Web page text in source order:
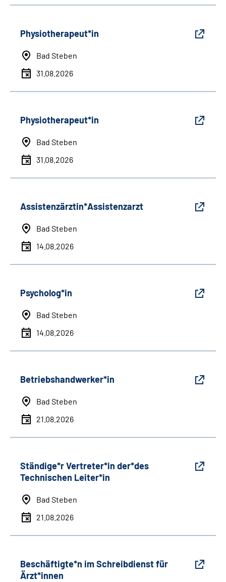
Physiotherapeut*in
Bad Steben
31.08.2026
Physiotherapeut*in
Bad Steben
31.08.2026
Assistenzärztin*Assistenzarzt
Bad Steben
14.08.2026
Psycholog*in
Bad Steben
14.08.2026
Betriebshandwerker*in
Bad Steben
21.08.2026
Ständige*r Vertreter*in der*des
Technischen Leiter*in
Bad Steben
21.08.2026
Beschäftigte*n im Schreibdienst für
Ärzt*innen